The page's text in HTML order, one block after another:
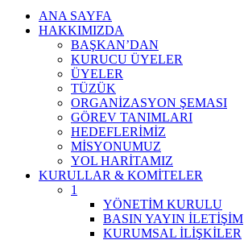
ANA SAYFA
HAKKIMIZDA
BAŞKAN’DAN
KURUCU ÜYELER
ÜYELER
TÜZÜK
ORGANİZASYON ŞEMASI
GÖREV TANIMLARI
HEDEFLERİMİZ
MİSYONUMUZ
YOL HARİTAMIZ
KURULLAR & KOMİTELER
1
YÖNETİM KURULU
BASIN YAYIN İLETİŞİM
KURUMSAL İLİŞKİLER